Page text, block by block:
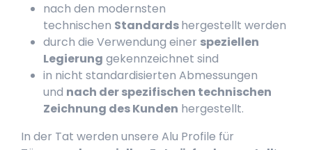
nach den modernsten
technischen Standardshergestellt werden
durch die Verwendung einer speziellen
Legierung gekennzeichnet sind
in nicht standardisierten Abmessungen
und nach der spezifischen technischen
Zeichnung des Kunden hergestellt.
In der Tat werden unsere Alu Profile für